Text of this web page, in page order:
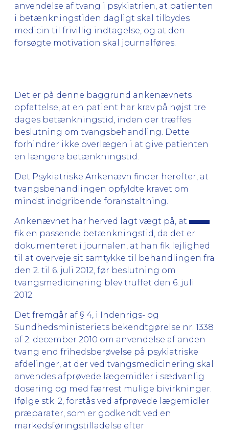
anvendelse af tvang i psykiatrien, at patienten
i betænkningstiden dagligt skal tilbydes
medicin til frivillig indtagelse, og at den
forsøgte motivation skal journalføres.
Det er på denne baggrund ankenævnets
opfattelse, at en patient har krav på højst tre
dages betænkningstid, inden der træffes
beslutning om tvangsbehandling. Dette
forhindrer ikke overlægen i at give patienten
en længere betænkningstid.
Det Psykiatriske Ankenævn finder herefter, at
tvangsbehandlingen opfyldte kravet om
mindst indgribende foranstaltning.
Ankenævnet har herved lagt vægt på, at
fik en passende betænkningstid, da det er
dokumenteret i journalen, at han fik lejlighed
til at overveje sit samtykke til behandlingen fra
den 2. til 6. juli 2012, før beslutning om
tvangsmedicinering blev truffet den 6. juli
2012.
Det fremgår af § 4, i Indenrigs- og
Sundhedsministeriets bekendtgørelse nr. 1338
af 2. december 2010 om anvendelse af anden
tvang end frihedsberøvelse på psykiatriske
afdelinger, at der ved tvangsmedicinering skal
anvendes afprøvede lægemidler i sædvanlig
dosering og med færrest mulige bivirkninger.
Ifølge stk. 2, forstås ved afprøvede lægemidler
præparater, som er godkendt ved en
markedsføringstilladelse efter